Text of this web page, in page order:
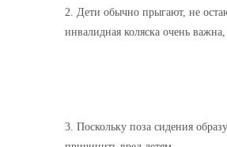
2. Дети обычно прыгают, не
инвалидная коляска очень
3. Поскольку поза сидения